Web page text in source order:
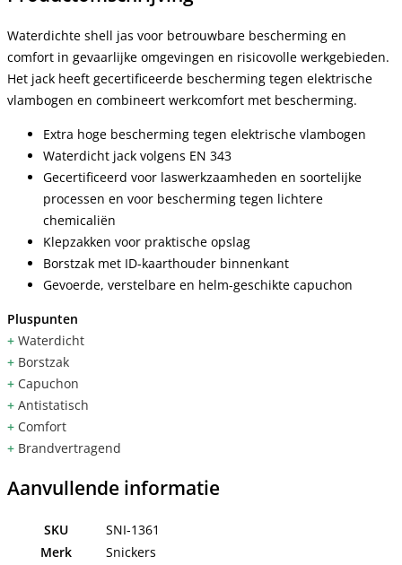
Waterdichte shell jas voor betrouwbare bescherming en
comfort in gevaarlijke omgevingen en risicovolle werkgebieden.
Het jack heeft gecertificeerde bescherming tegen elektrische
vlambogen en combineert werkcomfort met bescherming.
Extra hoge bescherming tegen elektrische vlambogen
Waterdicht jack volgens EN 343
Gecertificeerd voor laswerkzaamheden en soortelijke
processen en voor bescherming tegen lichtere
chemicaliën
Klepzakken voor praktische opslag
Borstzak met ID-kaarthouder binnenkant
Gevoerde, verstelbare en helm-geschikte capuchon
Pluspunten
+ Waterdicht
+ Borstzak
+ Capuchon
+ Antistatisch
+ Comfort
+ Brandvertragend
Aanvullende informatie
SKU
SNI-1361
Merk
Snickers